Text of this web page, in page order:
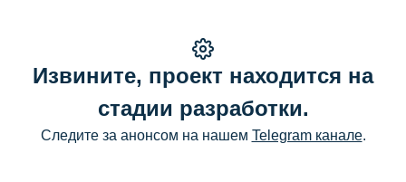
Извините, проект находится на
стадии разработки.
Следите за анонсом на нашем Telegram канале.